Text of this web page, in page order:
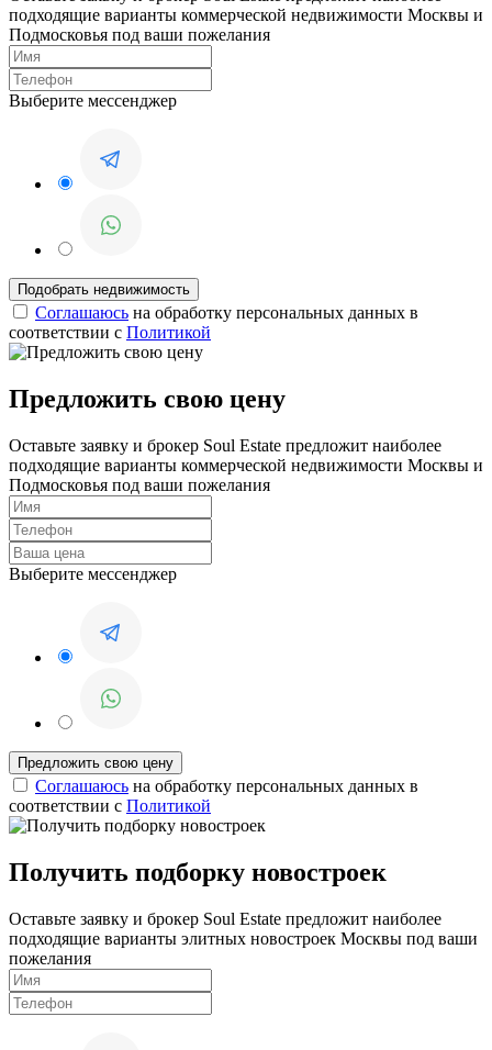
подходящие варианты коммерческой недвижимости Москвы и
Подмосковья под ваши пожелания
Выберите мессенджер
Соглашаюсь на обработку персональных данных в
соответствии с Политикой
Предложить свою цену
Оставьте заявку и брокер Soul Estate предложит наиболее
подходящие варианты коммерческой недвижимости Москвы и
Подмосковья под ваши пожелания
Выберите мессенджер
Соглашаюсь на обработку персональных данных в
соответствии с Политикой
Получить подборку новостроек
Оставьте заявку и брокер Soul Estate предложит наиболее
подходящие варианты элитных новостроек Москвы под ваши
пожелания